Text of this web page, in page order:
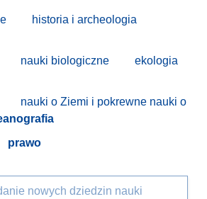
historia i archeologia
nauki biologiczne
ekologia
nauki o Ziemi i pokrewne nauki o
prawo
nowych dziedzin nauki